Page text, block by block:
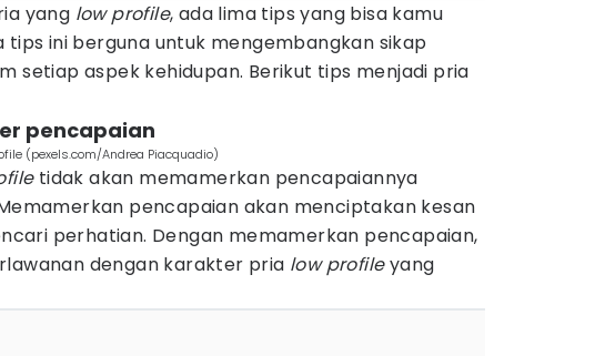
yang low profile, ada lima tips yang bisa kamu
tips ini berguna untuk mengembangkan sikap
setiap aspek kehidupan. Berikut tips menjadi pria
pencapaian
(pexels.com/Andrea Piacquadio)
tidak akan memamerkan pencapaiannya
pencapaian akan menciptakan kesan
perhatian. Dengan memamerkan pencapaian,
dengan karakter pria low profileyang